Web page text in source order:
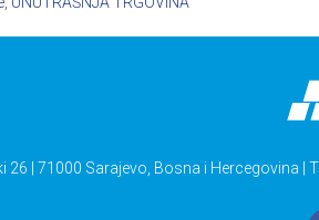
26 | 71000 Sarajevo, Bosna i Hercegovina |